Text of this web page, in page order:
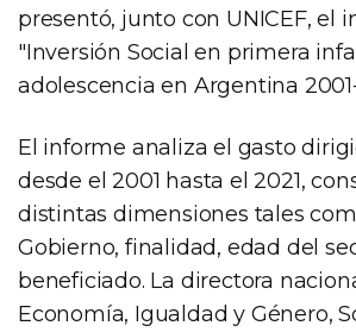
presentó, junto con UNICEF, el
"Inversión Social en primera
adolescencia en Argentina
El informe analiza el gasto
desde el 2001 hasta el 2021,
distintas dimensiones tales
Gobierno, finalidad, edad del
beneficiado. La directora
Economía, Igualdad y Género,